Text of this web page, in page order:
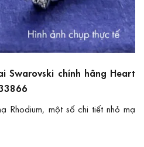
Swarovski chính hãng Heart
Rhodium, một số chi tiết nhỏ mạ